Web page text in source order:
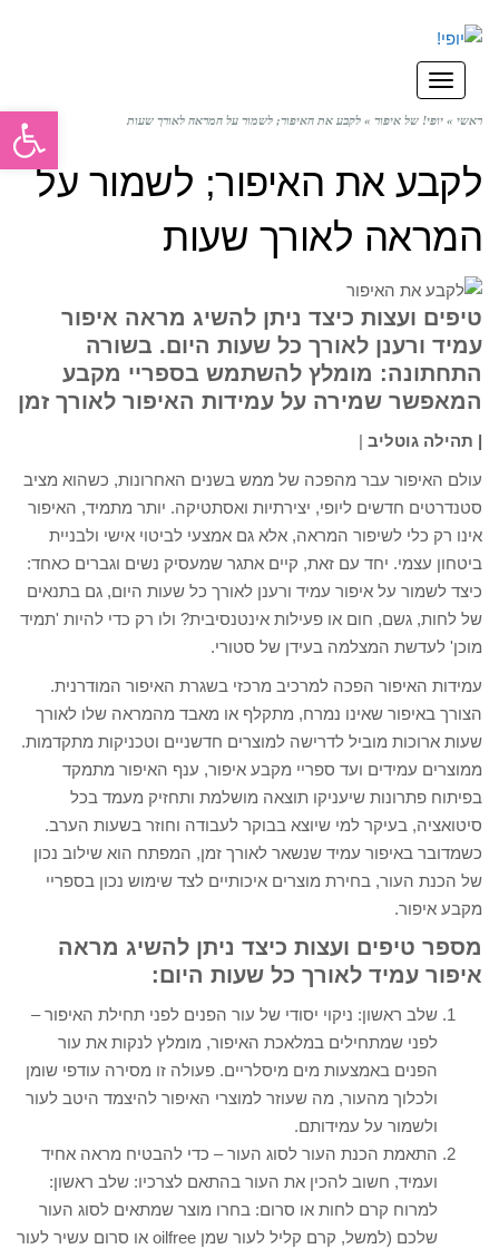
תפריט
ראשי » יופי! של איפור » לקבע את האיפור; לשמור על המראה לאורך שעות
לקבע את האיפור; לשמור על
המראה לאורך שעות
טיפים ועצות כיצד ניתן להשיג מראה איפור
עמיד ורענן לאורך כל שעות היום. בשורה
התחתונה: מומלץ להשתמש בספריי מקבע
המאפשר שמירה על עמידות האיפור לאורך זמן
| תהילה גוטליב |
עולם האיפור עבר מהפכה של ממש בשנים האחרונות, כשהוא מציב
סטנדרטים חדשים ליופי, יצירתיות ואסתטיקה. יותר מתמיד, האיפור
אינו רק כלי לשיפור המראה, אלא גם אמצעי לביטוי אישי ולבניית
ביטחון עצמי. יחד עם זאת, קיים אתגר שמעסיק נשים וגברים כאחד:
כיצד לשמור על איפור עמיד ורענן לאורך כל שעות היום, גם בתנאים
של לחות, גשם, חום או פעילות אינטנסיבית? ולו רק כדי להיות 'תמיד
מוכן' לעדשת המצלמה בעידן של סטורי.
עמידות האיפור הפכה למרכיב מרכזי בשגרת האיפור המודרנית.
הצורך באיפור שאינו נמרח, מתקלף או מאבד מהמראה שלו לאורך
שעות ארוכות מוביל לדרישה למוצרים חדשניים וטכניקות מתקדמות.
ממוצרים עמידים ועד ספריי מקבע איפור, ענף האיפור מתמקד
בפיתוח פתרונות שיעניקו תוצאה מושלמת ותחזיק מעמד בכל
סיטואציה, בעיקר למי שיוצא בבוקר לעבודה וחוזר בשעות הערב.
כשמדובר באיפור עמיד שנשאר לאורך זמן, המפתח הוא שילוב נכון
של הכנת העור, בחירת מוצרים איכותיים לצד שימוש נכון בספריי
מקבע איפור.
מספר טיפים ועצות כיצד ניתן להשיג מראה
איפור עמיד לאורך כל שעות היום:
שלב ראשון: ניקוי יסודי של עור הפנים לפני תחילת האיפור –
לפני שמתחילים במלאכת האיפור, מומלץ לנקות את עור
הפנים באמצעות מים מיסלריים. פעולה זו מסירה עודפי שומן
ולכלוך מהעור, מה שעוזר למוצרי האיפור להיצמד היטב לעור
ולשמור על עמידותם.
התאמת הכנת העור לסוג העור – כדי להבטיח מראה אחיד
ועמיד, חשוב להכין את העור בהתאם לצרכיו: שלב ראשון:
למרוח קרם לחות או סרום: בחרו מוצר שמתאים לסוג העור
שלכם (למשל, קרם קליל לעור שמן oilfree או סרום עשיר לעור
פתח